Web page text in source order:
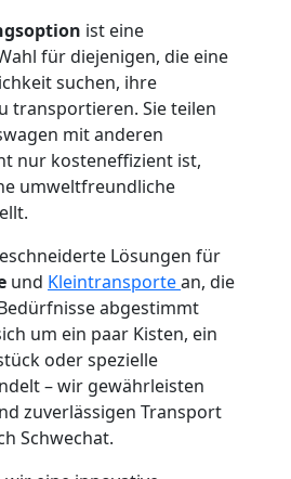
ist eine
für diejenigen, die eine
suchen, ihre
transportieren. Sie teilen
mit anderen
nur kosteneffizient ist,
umweltfreundliche
Lösungen für
und Kleintransportean, die
abgestimmt
um ein paar Kisten, ein
oder spezielle
– wir gewährleisten
zuverlässigen Transport
Schwechat.